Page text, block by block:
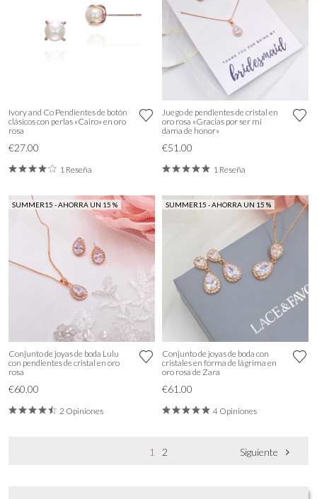
Ivory and Co Pendientes de botón
clásicos con perlas «Cairo» en oro
rosa
€27.00
1 Reseña
Juego de pendientes de cristal en
oro rosa «Gracias por ser mi
dama de honor»
€51.00
1 Reseña
SUMMER15 - AHORRA UN 15 %
Conjunto de joyas de boda Lulu
con pendientes de cristal en oro
rosa
€60.00
2 Opiniones
SUMMER15 - AHORRA UN 15 %
Conjunto de joyas de boda con
cristales en forma de lágrima en
oro rosa de Zara
€61.00
4 Opiniones
1 2 Siguiente